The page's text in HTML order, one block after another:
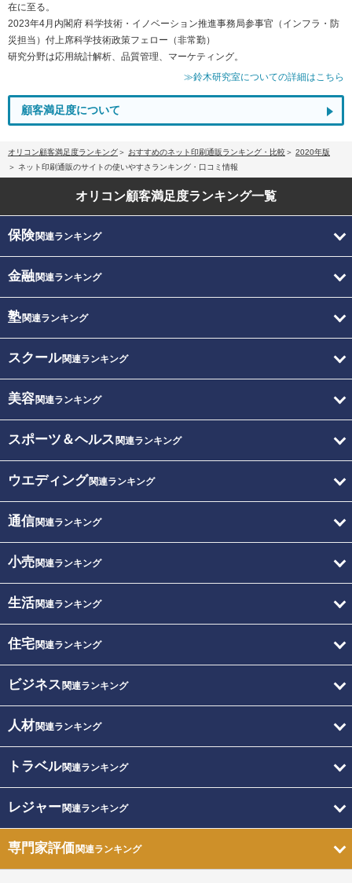
在に至る。
2023年4月内閣府 科学技術・イノベーション推進事務局参事官（インフラ・防
災担当）付上席科学技術政策フェロー（非常勤）
研究分野は応用統計解析、品質管理、マーケティング。
≫鈴木研究室についての詳細はこちら
顧客満足度について
オリコン顧客満足度ランキング おすすめのネット印刷通販ランキング・比較
2020年版
ネット印刷通販のサイトの使いやすさランキング・口コミ情報
オリコン顧客満足度ランキング一覧
保険関連ランキング
金融関連ランキング
塾関連ランキング
スクール関連ランキング
美容関連ランキング
スポーツ＆ヘルス 関連ランキング
ウエディング関連ランキング
通信関連ランキング
小売関連ランキング
生活関連ランキング
住宅関連ランキング
ビジネス 関連ランキング
人材関連ランキング
トラベル関連ランキング
レジャー関連ランキング
専門家評価関連ランキング